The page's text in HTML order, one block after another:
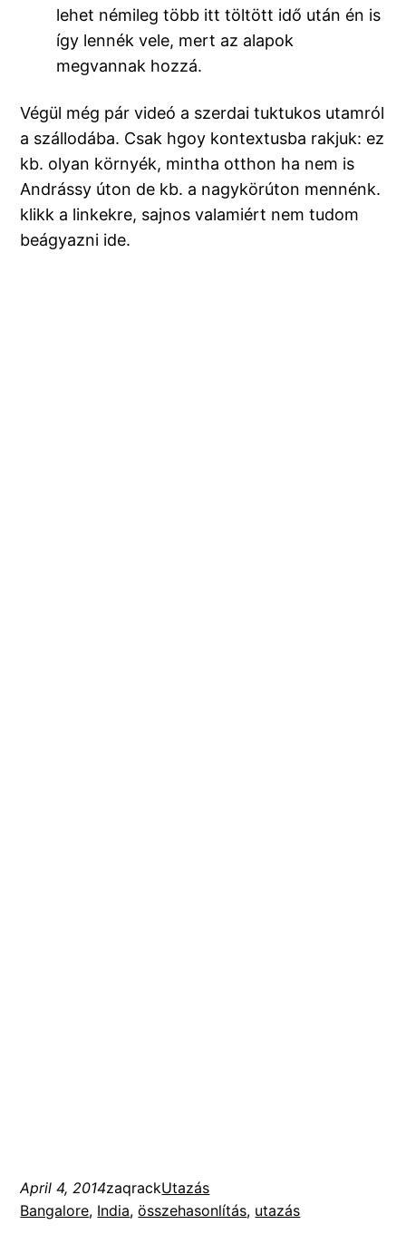
lehet némileg több itt töltött idő után én is
így lennék vele, mert az alapok
megvannak hozzá.
Végül még pár videó a szerdai tuktukos utamról
a szállodába. Csak hgoy kontextusba rakjuk: ez
kb. olyan környék, mintha otthon ha nem is
Andrássy úton de kb. a nagykörúton mennénk.
klikk a linkekre, sajnos valamiért nem tudom
beágyazni ide.
April 4, 2014zaqrackUtazás
Bangalore, India, összehasonlítás, utazás